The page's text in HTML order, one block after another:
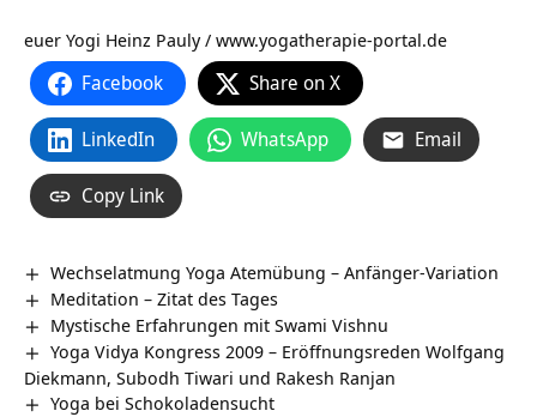
euer Yogi Heinz Pauly / www.yogatherapie-portal.de
Facebook Share on X
LinkedIn WhatsApp Email
Copy Link
Wechselatmung Yoga Atemübung – Anfänger-Variation
Meditation – Zitat des Tages
Mystische Erfahrungen mit Swami Vishnu
Yoga Vidya Kongress 2009 – Eröffnungsreden Wolfgang
Diekmann, Subodh Tiwari und Rakesh Ranjan
Yoga bei Schokoladensucht